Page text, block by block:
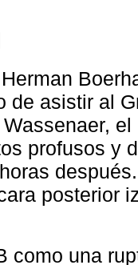
de asistir al
profusos y
posterior
como una